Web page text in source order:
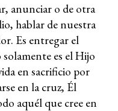
anunciar o de otra
hablar de nuestra
Es entregar el
es el Hijo
en sacrificio por
en la cruz, Él
aquél que cree en